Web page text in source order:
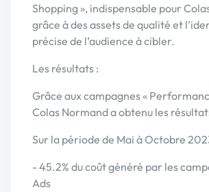
Shopping », indispensable pour
grâce à des assets de qualité et
précise de l’audience à cibler.
Les résultats :
Grâce aux campagnes «
Colas Normand a obtenu les
Sur la période de Mai à Octobre
- 45.2% du coût généré par les
Ads